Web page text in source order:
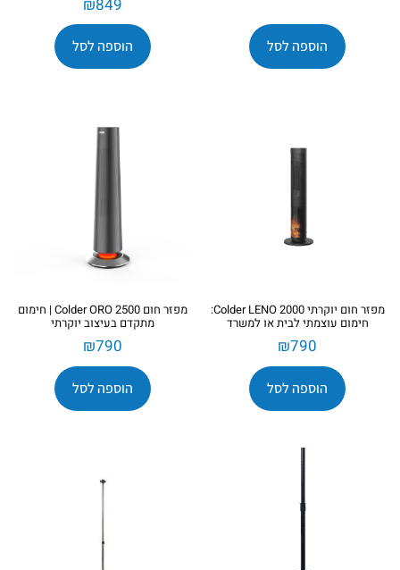
הוספה לסל
₪849
הוספה לסל
מפזר חום יוקרתי Colder LENO 2000:
חימום עוצמתי לבית או למשרד
₪790
הוספה לסל
מפזר חום Colder ORO 2500 | חימום
מתקדם בעיצוב יוקרתי
₪790
הוספה לסל